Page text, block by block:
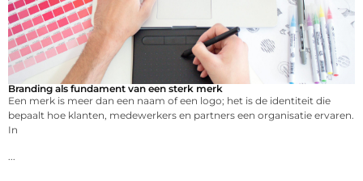
Branding als fundament van een sterk merk
Een merk is meer dan een naam of een logo; het is de identiteit die
bepaalt hoe klanten, medewerkers en partners een organisatie ervaren.
In